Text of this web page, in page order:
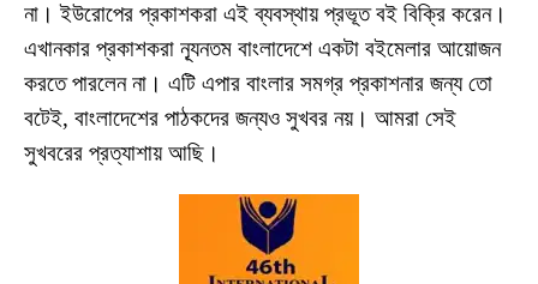
না। ইউরোপের প্রকাশকরা এই ব্যবস্থায় প্রভূত ব‌ই বিক্রি করেন।
এখানকার প্রকাশকরা ন্যূনতম বাংলাদেশে একটা ব‌ইমেলার আয়োজন
করতে পারলেন না। এটি এপার বাংলার সমগ্র প্রকাশনার জন্য তো
বটেই, বাংলাদেশের পাঠকদের জন্যও সুখবর নয়। আমরা সেই
সুখবরের প্রত্যাশায় আছি।